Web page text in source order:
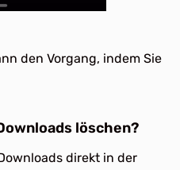
den Vorgang, indem Sie
löschen?
direkt in der